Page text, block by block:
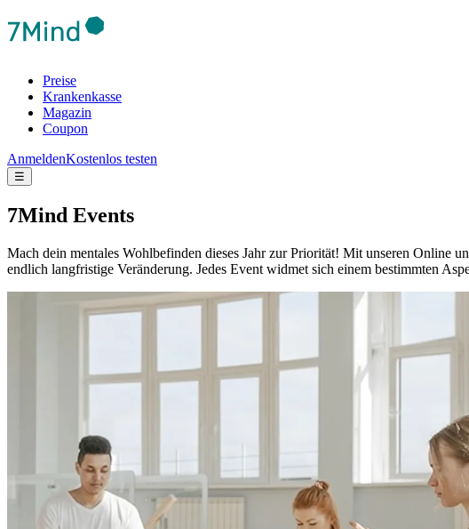
Preise
Krankenkasse
Magazin
Coupon
AnmeldenKostenlos testen
☰
7Mind Events
Mach dein mentales Wohlbefinden dieses Jahr zur Priorität! Mit unseren Online
endlich langfristige Veränderung. Jedes Event widmet sich einem bestimmten